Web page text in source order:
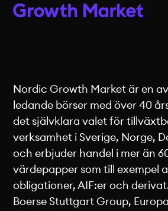
Nordic Growth Market är en
ledande börser med över 40
det självklara valet för
verksamhet i Sverige, Norge,
och erbjuder handel i mer än
värdepapper som till exempel
obligationer, AIF:er och
Boerse Stuttgart Group,